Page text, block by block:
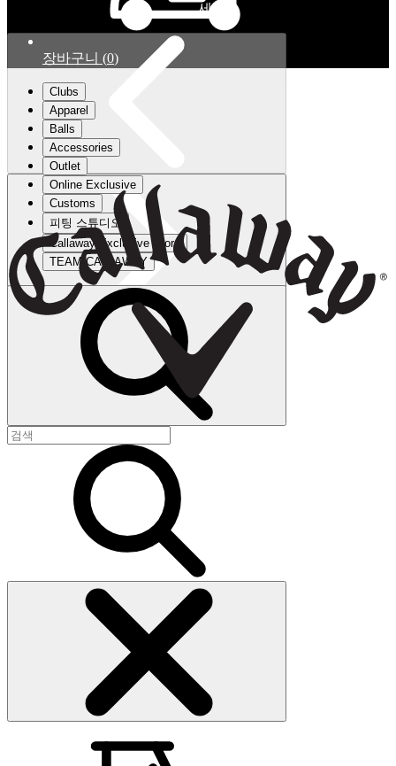
세요.
장바구니 (0)
Clubs
Apparel
Balls
Accessories
Outlet
Online Exclusive
Customs
피팅 스튜디오
Callaway Exclusive Store
TEAM CALLAWAY